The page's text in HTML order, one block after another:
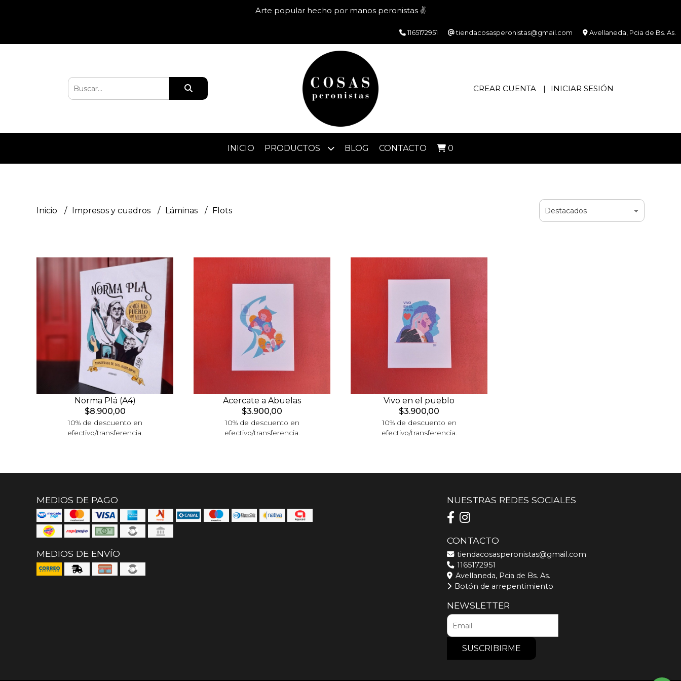
Arte popular hecho por manos peronistas ✌️
1165172951 tiendacosasperonistas@gmail.com Avellaneda, Pcia de Bs. As.
CREAR CUENTA INICIAR SESIÓN
INICIO PRODUCTOS BLOG CONTACTO 0
Inicio Impresos y cuadros Láminas Flots
Norma Plá (A4)
$8.900,00
10% de descuento en
efectivo/transferencia.
Acercate a Abuelas
$3.900,00
10% de descuento en
efectivo/transferencia.
Vivo en el pueblo
$3.900,00
10% de descuento en
efectivo/transferencia.
MEDIOS DE PAGO
MEDIOS DE ENVÍO
NUESTRAS REDES SOCIALES
CONTACTO
tiendacosasperonistas@gmail.com
1165172951
Avellaneda, Pcia de Bs. As.
Botón de arrepentimiento
NEWSLETTER
SUSCRIBIRME